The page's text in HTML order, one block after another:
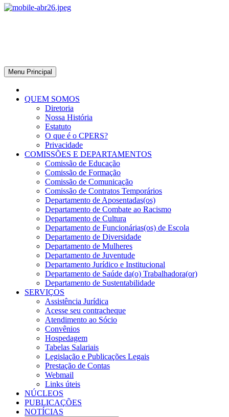
Menu Principal
QUEM SOMOS
Diretoria
Nossa História
Estatuto
O que é o CPERS?
Privacidade
COMISSÕES E DEPARTAMENTOS
Comissão de Educação
Comissão de Formação
Comissão de Comunicação
Comissão de Contratos Temporários
Departamento de Aposentadas(os)
Departamento de Combate ao Racismo
Departamento de Cultura
Departamento de Funcionárias(os) de Escola
Departamento de Diversidade
Departamento de Mulheres
Departamento de Juventude
Departamento Jurídico e Institucional
Departamento de Saúde da(o) Trabalhadora(or)
Departamento de Sustentabilidade
SERVIÇOS
Assistência Jurídica
Acesse seu contracheque
Atendimento ao Sócio
Convênios
Hospedagem
Tabelas Salariais
Legislação e Publicações Legais
Prestação de Contas
Webmail
Links úteis
NÚCLEOS
PUBLICAÇÕES
NOTÍCIAS